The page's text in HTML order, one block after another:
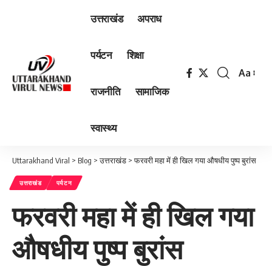
उत्तराखंड अपराध
पर्यटन शिक्षा
राजनीति सामाजिक
स्वास्थ्य
Font
Aa
Uttarakhand Viral > Blog >उत्तराखंड >फरवरी महा में ही खिल गया औषधीय पुष्प बुरांस
उत्तराखंड पर्यटन
फरवरी महा में ही खिल गया
औषधीय पुष्प बुरांस